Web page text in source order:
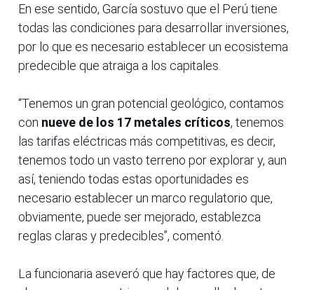
En ese sentido, García sostuvo que el Perú tiene
todas las condiciones para desarrollar inversiones,
por lo que es necesario establecer un ecosistema
predecible que atraiga a los capitales.
“Tenemos un gran potencial geológico, contamos
con nueve de los 17 metales críticos, tenemos
las tarifas eléctricas más competitivas, es decir,
tenemos todo un vasto terreno por explorar y, aun
así, teniendo todas estas oportunidades es
necesario establecer un marco regulatorio que,
obviamente, puede ser mejorado, establezca
reglas claras y predecibles”, comentó.
La funcionaria aseveró que hay factores que, de